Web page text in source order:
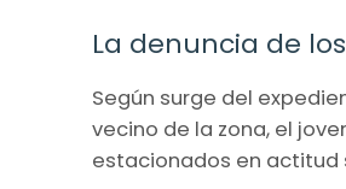
La denuncia de
Según surge del
vecino de la zona, el
estacionados en actitud